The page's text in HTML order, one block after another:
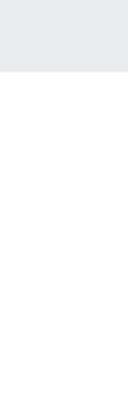
el DD